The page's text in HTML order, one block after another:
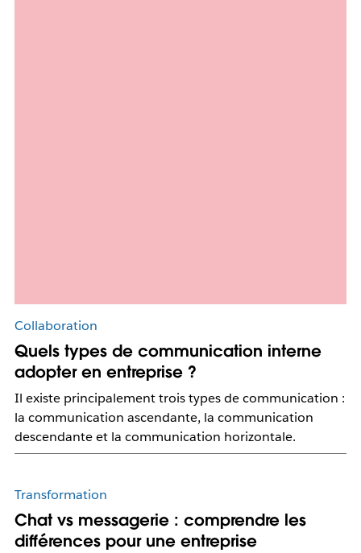
Collaboration
Quels types de communication interne
adopter en entreprise ?
Il existe principalement trois types de communication :
la communication ascendante, la communication
descendante et la communication horizontale.
Transformation
Chat vs messagerie : comprendre les
différences pour une entreprise